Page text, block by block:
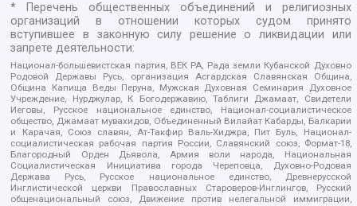
* Перечень общественных объединений и религиозных
организаций в отношении которых судом принято
вступившее в законную силу решение о ликвидации или
запрете деятельности:
Национал-большевистская партия, ВЕК РА, Рада земли Кубанской Духовно
Родовой Державы Русь, организация Асгардская Славянская Община,
Община Капища Веды Перуна, Мужская Духовная Семинария Духовное
Учреждение, Нурджулар, К Богодержавию, Таблиги Джамаат, Свидетели
Иеговы, Русское национальное единство, Национал-социалистическое
общество, Джамаат мувахидов, Объединенный Вилайат Кабарды, Балкарии
и Карачая, Союз славян, Ат-Такфир Валь-Хиджра, Пит Буль, Национал-
социалистическая рабочая партия России, Славянский союз, Формат-18,
Благородный Орден Дьявола, Армия воли народа, Национальная
Социалистическая Инициатива города Череповца, Духовно-Родовая
Держава Русь, Русское национальное единство, Древнерусской
Инглистической церкви Православных Староверов-Инглингов, Русский
общенациональный союз, Движение против нелегальной иммиграции,